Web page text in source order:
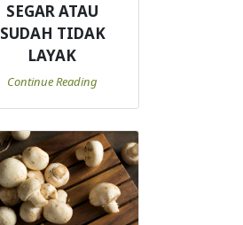
SEGAR ATAU
SUDAH TIDAK
LAYAK
Continue Reading